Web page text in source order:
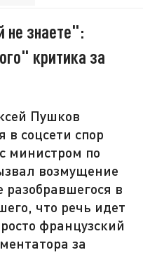
не знаете":
критика за
Пушков
в соцсети спор
министром по
возмущение
в
что речь идет
французский
за